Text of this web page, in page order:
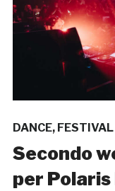
DANCE, FESTIVAL
Secondo
per